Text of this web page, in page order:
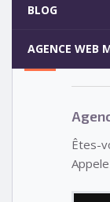
BLOG
AGENCE WEB
Votre
Êtes-